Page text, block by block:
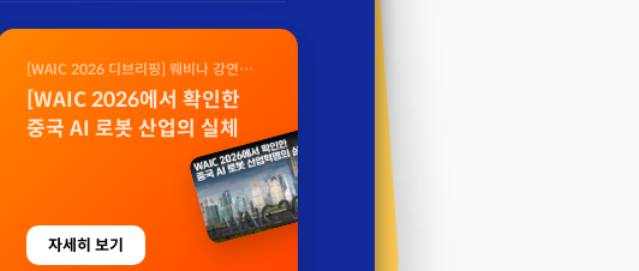
[WAIC 2026 디브리핑] 웨비나 강연
자료
[WAIC 2026에서 확인한
중국 AI 로봇 산업의 실체
자세히 보기